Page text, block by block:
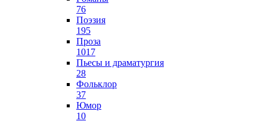
76
Поэзия
195
Проза
1017
Пьесы и драматургия
28
Фольклор
37
Юмор
10